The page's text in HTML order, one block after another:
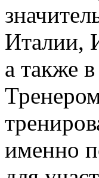
Италии,
а также
именно